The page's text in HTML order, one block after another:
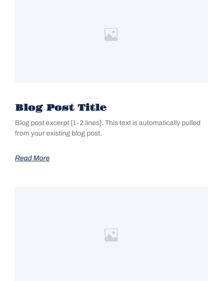
Blog Post Title
Blog post excerpt [1-2 lines]. This text is automatically pulled
from your existing blog post.
Read More